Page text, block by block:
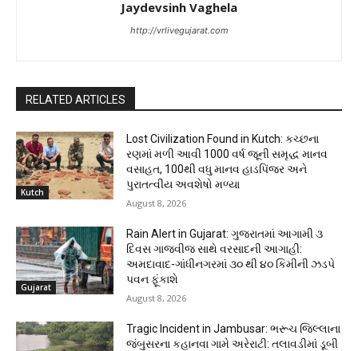
Jaydevsinh Vaghela
http://vrlivegujarat.com
RELATED ARTICLES
Kutch
Lost Civilization Found in Kutch: કચ્છના
રણમાં મળી આવી 1000 વર્ષ જૂની સમૃદ્ધ માનવ
વસાહત, 100થી વધુ માનવ હાડપિંજર અને
પુરાતત્વીય અવશેષો મળ્યા
August 8, 2026
Gujarat
Rain Alert in Gujarat: ગુજરાતમાં આગામી ૩
દિવસ ગાજવીજ સાથે વરસાદની આગાહી:
અમદાવાદ-ગાંધીનગરમાં ૩૦ થી ૪૦ કિમીની ઝડપે
પવન ફૂંકાશે
August 8, 2026
Tragic Incident in Jambusar: ભરૂચ જિલ્લાના
જંબુસરના કહાનવા ગામે અરેરાટી: તલાવડીમાં ડૂબી